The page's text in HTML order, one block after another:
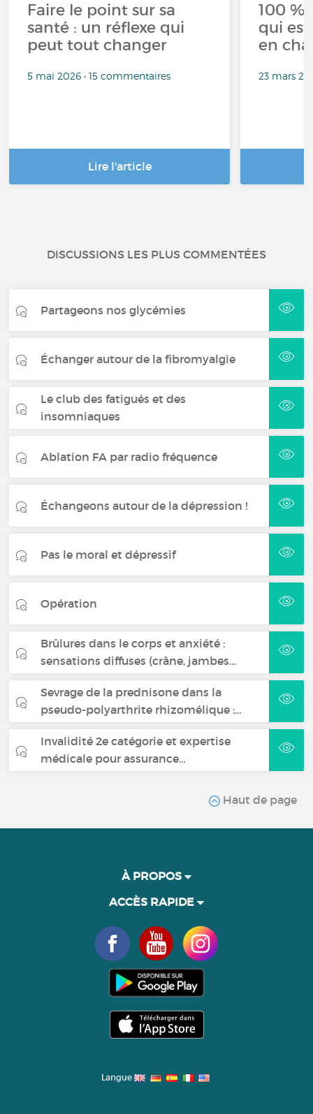
Faire le point sur sa
santé : un réflexe qui
peut tout changer
5 mai 2026 • 15 commentaires
Lire l'article
100 %
qui
en
23 mars
DISCUSSIONS LES PLUS COMMENTÉES
Partageons nos glycémies
Échanger autour de la fibromyalgie
Le club des fatigués et des
insomniaques
Ablation FA par radio fréquence
Échangeons autour de la dépression !
Pas le moral et dépressif
Opération
Brûlures dans le corps et anxiété :
sensations diffuses (crâne, jambes…
Sevrage de la prednisone dans la
pseudo-polyarthrite rhizomélique :…
Invalidité 2e catégorie et expertise
médicale pour assurance…
Haut de page
À PROPOS
ACCÈS RAPIDE
Langue